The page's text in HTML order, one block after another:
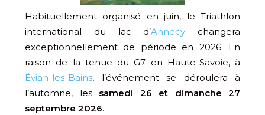
Habituellement organisé en juin, le Triathlon
international du lac d’Annecy changera
exceptionnellement de période en 2026. En
raison de la tenue du G7 en Haute-Savoie, à
Évian-les-Bains, l’événement se déroulera à
l’automne, les samedi 26 et dimanche 27
septembre 2026.